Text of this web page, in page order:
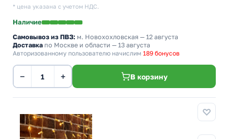
* цена указана с учетом НДС.
Наличие
Самовывоз из ПВЗ: м. Новохохловская — 12 августа
Доставка по Москве и области — 13 августа
Авторизованному пользователю начислим 189 бонусов
− + В корзину